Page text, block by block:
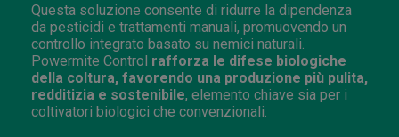
Questa soluzione consente di ridurre la dipendenza
da pesticidi e trattamenti manuali, promuovendo un
controllo integrato basato su nemici naturali.
Powermite Control rafforza le difese biologiche
della coltura, favorendo una produzione più pulita,
redditizia e sostenibile, elemento chiave sia per i
coltivatori biologici che convenzionali.